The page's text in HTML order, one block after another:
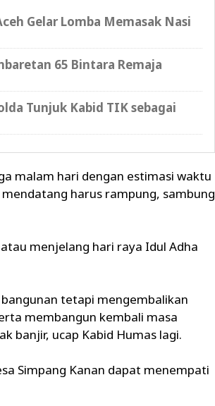
Gelar Lomba Memasak Nasi
65 Bintara Remaja
Tunjuk Kabid TIK sebagai
malam hari dengan estimasi waktu
harus rampung, sambung
menjelang hari raya Idul Adha
tetapi mengembalikan
membangun kembali masa
banjir, ucap Kabid Humas lagi.
Simpang Kanan dapat menempati